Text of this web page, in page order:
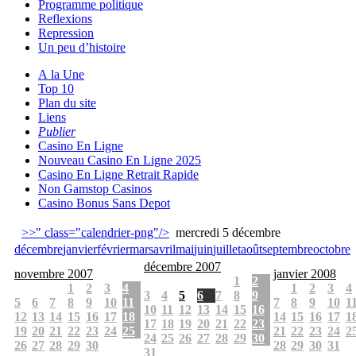
Programme politique
Reflexions
Repression
Un peu d’histoire
A la Une
Top 10
Plan du site
Liens
Publier
Casino En Ligne
Nouveau Casino En Ligne 2025
Casino En Ligne Retrait Rapide
Non Gamstop Casinos
Casino Bonus Sans Depot
>>" class="calendrier-png"/> mercredi 5 décembre
décembrejanvierfévriermarsavrilmaijuinjuilletaoûtseptembreoctobre
novembre 2007
1
2 3
4
5
6 7 8 9 10 11
12 13 14 15 16 17 18
19 20 21 22 23 24 25
26 27 28 29 30
décembre 2007
1
2
3
4 5 6 7 8
9
10 11 12 13 14 15 16
17 18 19 20 21 22 23
24 25 26 27 28 29 30
31
janvier 2008
1
2 3 4
7
8 9 10 11
14 15 16 17
21 22 23 24
28 29 30 31